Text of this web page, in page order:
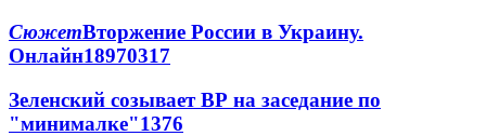
СюжетВторжение России в Украину.
Онлайн18970317
Зеленский созывает ВР на заседание по
"минималке"1376